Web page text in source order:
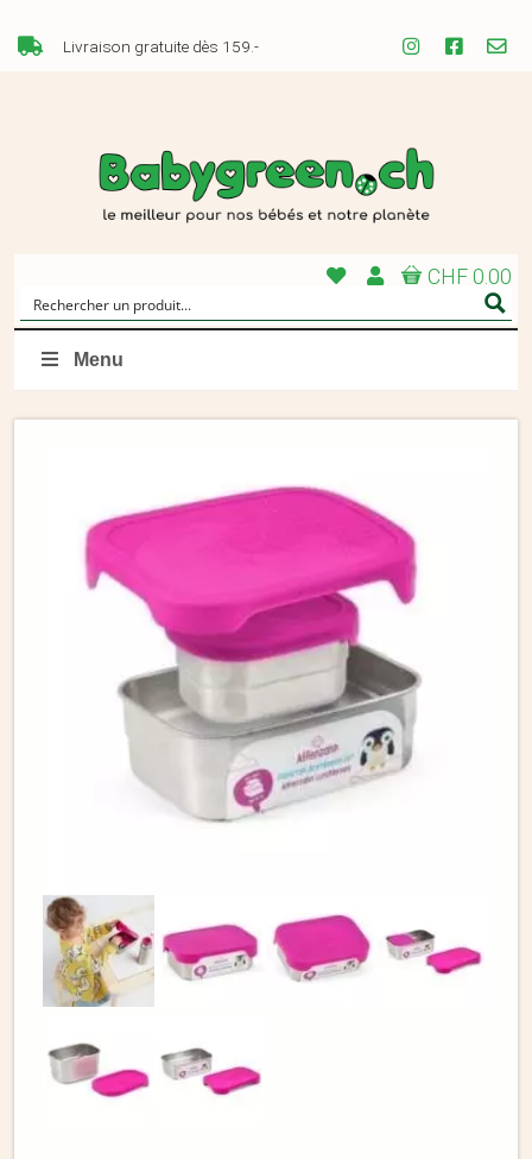
Livraison gratuite dès 159.-
CHF 0.00
Menu